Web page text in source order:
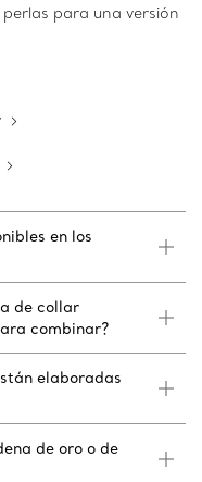
para una versión
en los
de collar
combinar?
elaboradas
de oro o de